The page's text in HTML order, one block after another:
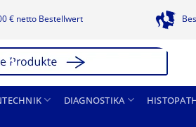
€ netto Bestellwert
DIAGNOSTIKA